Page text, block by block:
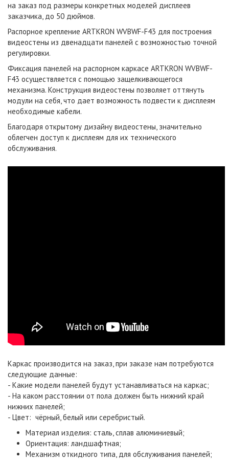
на заказ под размеры конкретных моделей дисплеев
заказчика, до 50 дюймов.
Распорное крепление ARTKRON WVBWF-F43 для построения
видеостены из двенадцати панелей с возможностью точной
регулировки.
Фиксация панелей на распорном каркасе ARTKRON WVBWF-
F43 осуществляется с помощью защелкивающегося
механизма. Конструкция видеостены позволяет оттянуть
модули на себя, что дает возможность подвести к дисплеям
необходимые кабели.
Благодаря открытому дизайну видеостены, значительно
облегчен доступ к дисплеям для их технического
обслуживания.
Каркас производится на заказ, при заказе нам потребуются
следующие данные:
- Какие модели панелей будут устанавливаться на каркас;
- На каком расстоянии от пола должен быть нижний край
нижних панелей;
- Цвет: чёрный, белый или серебристый.
Материал изделия: сталь, сплав алюминиевый;
Ориентация: ландшафтная;
Механизм откидного типа, для обслуживания панелей;